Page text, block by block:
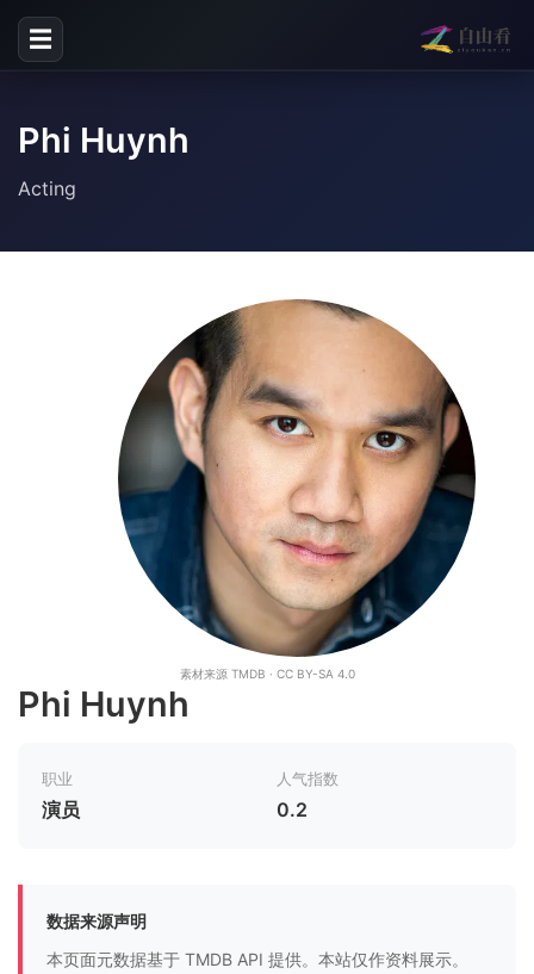
☰
Phi Huynh
Acting
素材来源 TMDB · CC BY-SA 4.0
Phi Huynh
职业
演员
人气指数
0.2
数据来源声明
本页面元数据基于 TMDB API 提供。本站仅作资料展示。